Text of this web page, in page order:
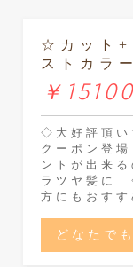
☆カット+
ストカラ
￥15100
◇大好評頂い
クーポン登
ントが出来
ラツヤ髪に
方にもおす
どなたで